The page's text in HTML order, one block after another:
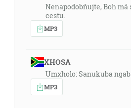
Nenapodobňujte, Boh má
cestu.
MP3
XHOSA
Umxholo: Sanukuba
MP3